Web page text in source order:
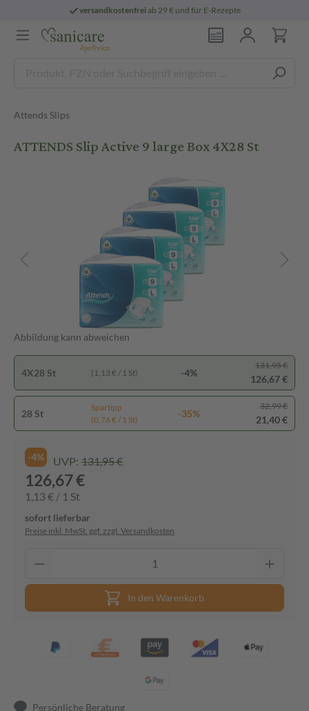
versandkostenfreiab 29 € und für E-Rezepte
Attends Slips
ATTENDS Slip Active 9 large Box 4X28 St
Abbildung kann abweichen
4X28 St (1,13 € / 1 St) -4%
131,95 €
126,67 €
28 St
Spartipp
(0,76 € / 1 St)
-35%
32,99 €
21,40 €
-4% UVP: 131,95 €
126,67 €
1,13 € / 1 St
sofort lieferbar
Preise inkl. MwSt. ggf. zzgl. Versandkosten
In den Warenkorb
Persönliche Beratung